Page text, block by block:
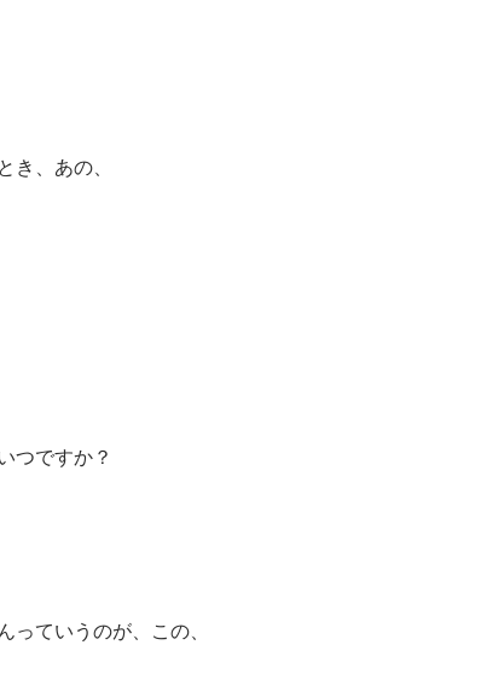
き、あの、
つですか？
っていうのが、この、